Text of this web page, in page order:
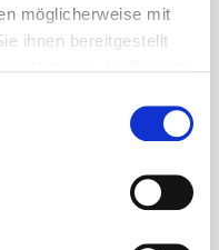
möglicherweise mit
ihnen bereitgestellt